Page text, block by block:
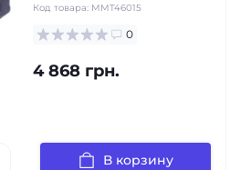
Код товара: MMT46015
0
4 868 грн.
В корзину